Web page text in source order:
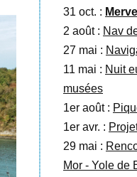
31 oct. :
2 août : Nav
27 mai :
11 mai : Nuit
musées
1er août :
1er avr. :
29 mai :
Mor - Yole de